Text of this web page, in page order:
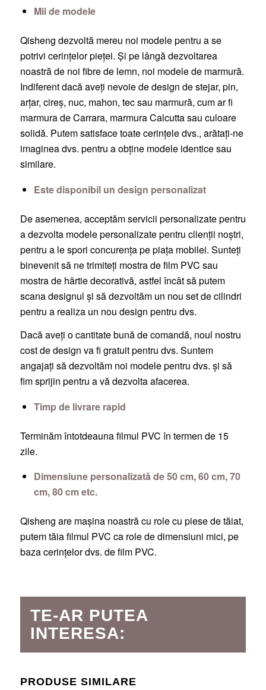
Mii de modele
Qisheng dezvoltă mereu noi modele pentru a se
potrivi cerințelor pieței. Și pe lângă dezvoltarea
noastră de noi fibre de lemn, noi modele de marmură.
Indiferent dacă aveți nevoie de design de stejar, pin,
arțar, cireș, nuc, mahon, tec sau marmură, cum ar fi
marmura de Carrara, marmura Calcutta sau culoare
solidă. Putem satisface toate cerințele dvs., arătați-ne
imaginea dvs. pentru a obține modele identice sau
similare.
Este disponibil un design personalizat
De asemenea, acceptăm servicii personalizate pentru
a dezvolta modele personalizate pentru clienții noștri,
pentru a le spori concurența pe piața mobilei. Sunteți
binevenit să ne trimiteți mostra de film PVC sau
mostra de hârtie decorativă, astfel încât să putem
scana designul și să dezvoltăm un nou set de cilindri
pentru a realiza un nou design pentru dvs.
Dacă aveți o cantitate bună de comandă, noul nostru
cost de design va fi gratuit pentru dvs. Suntem
angajați să dezvoltăm noi modele pentru dvs. și să
fim sprijin pentru a vă dezvolta afacerea.
Timp de livrare rapid
Terminăm întotdeauna filmul PVC în termen de 15
zile.
Dimensiune personalizată de 50 cm, 60 cm, 70
cm, 80 cm etc.
Qisheng are mașina noastră cu role cu piese de tăiat,
putem tăia filmul PVC ca role de dimensiuni mici, pe
baza cerințelor dvs. de film PVC.
TE-AR PUTEA
INTERESA:
PRODUSE SIMILARE